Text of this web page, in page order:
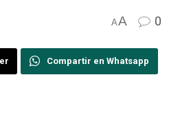
AA 0
Compartir en Whatsapp